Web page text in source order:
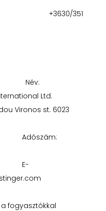
351
Név:
Ltd.
Vironos st. 6023
fogyasztókkal